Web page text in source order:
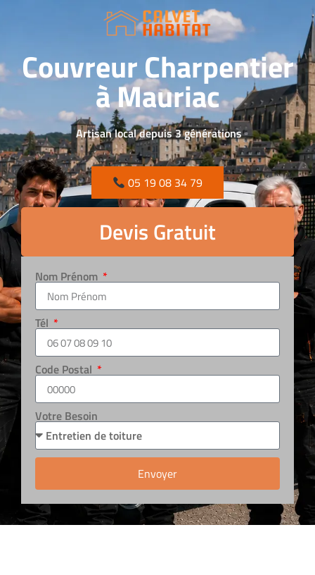
Couvreur Charpentier
à Mauriac
Artisan local depuis 3 générations
05 19 08 34 79
Devis Gratuit
Nom Prénom
Tél
Code Postal
Votre Besoin
Envoyer